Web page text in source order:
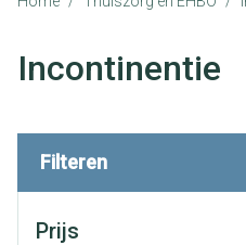
Incontinentie
Filteren
Prijs